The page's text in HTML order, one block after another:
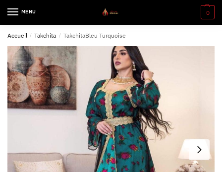
MENU 0
Accueil / Takchita / TakchitaBleu Turquoise